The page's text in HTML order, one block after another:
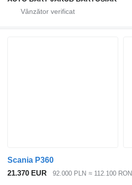
Scania P360
21.370 EUR
92.000 PLN ≈ 112.100 RON